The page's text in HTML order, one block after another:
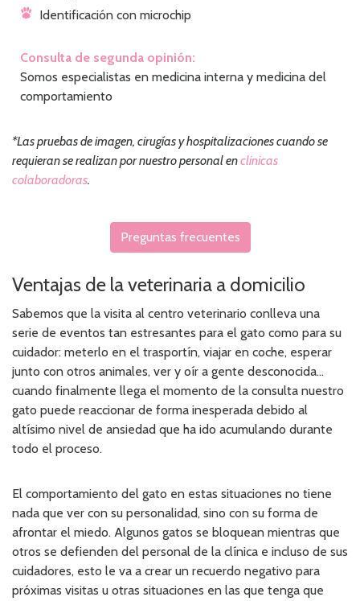
Identificación con microchip
Consulta de segunda opinión:
Somos especialistas en medicina interna y medicina del
comportamiento
*Las pruebas de imagen, cirugías y hospitalizaciones cuando se
requieran se realizan por nuestro personal enclinicas
colaboradoras.
Preguntas frecuentes
Ventajas de la veterinaria a domicilio
Sabemos que la visita al centro veterinario conlleva una
serie de eventos tan estresantes para el gato como para su
cuidador: meterlo en el trasportín, viajar en coche, esperar
junto con otros animales, ver y oír a gente desconocida...
cuando finalmente llega el momento de la consulta nuestro
gato puede reaccionar de forma inesperada debido al
altísimo nivel de ansiedad que ha ido acumulando durante
todo el proceso.
El comportamiento del gato en estas situaciones no tiene
nada que ver con su personalidad, sino con su forma de
afrontar el miedo. Algunos gatos se bloquean mientras que
otros se defienden del personal de la clínica e incluso de sus
cuidadores, esto le va a crear un recuerdo negativo para
próximas visitas u otras situaciones en las que tenga que